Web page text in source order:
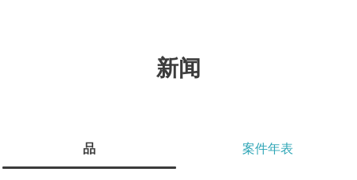
新闻
品 案件年表